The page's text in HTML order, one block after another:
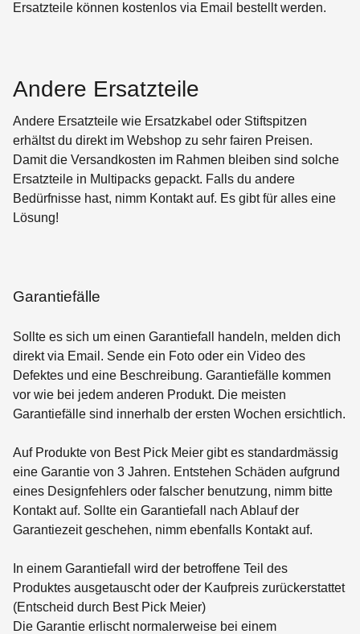
Ersatzteile können kostenlos via Email bestellt werden.
Andere Ersatzteile
Andere Ersatzteile wie Ersatzkabel oder Stiftspitzen
erhältst du direkt im Webshop zu sehr fairen Preisen.
Damit die Versandkosten im Rahmen bleiben sind solche
Ersatzteile in Multipacks gepackt. Falls du andere
Bedürfnisse hast, nimm Kontakt auf. Es gibt für alles eine
Lösung!
Garantiefälle
Sollte es sich um einen Garantiefall handeln, melden dich
direkt via Email. Sende ein Foto oder ein Video des
Defektes und eine Beschreibung. Garantiefälle kommen
vor wie bei jedem anderen Produkt. Die meisten
Garantiefälle sind innerhalb der ersten Wochen ersichtlich.
Auf Produkte von Best Pick Meier gibt es standardmässig
eine Garantie von 3 Jahren. Entstehen Schäden aufgrund
eines Designfehlers oder falscher benutzung, nimm bitte
Kontakt auf. Sollte ein Garantiefall nach Ablauf der
Garantiezeit geschehen, nimm ebenfalls Kontakt auf.
In einem Garantiefall wird der betroffene Teil des
Produktes ausgetauscht oder der Kaufpreis zurückerstattet
(Entscheid durch Best Pick Meier)
Die Garantie erlischt normalerweise bei einem